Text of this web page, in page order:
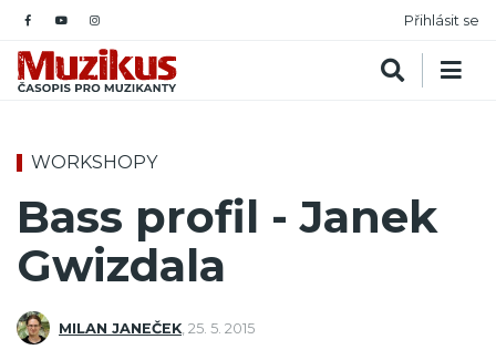
Přihlásit se
WORKSHOPY
Bass profil - Janek
Gwizdala
MILAN JANEČEK 25. 5. 2015